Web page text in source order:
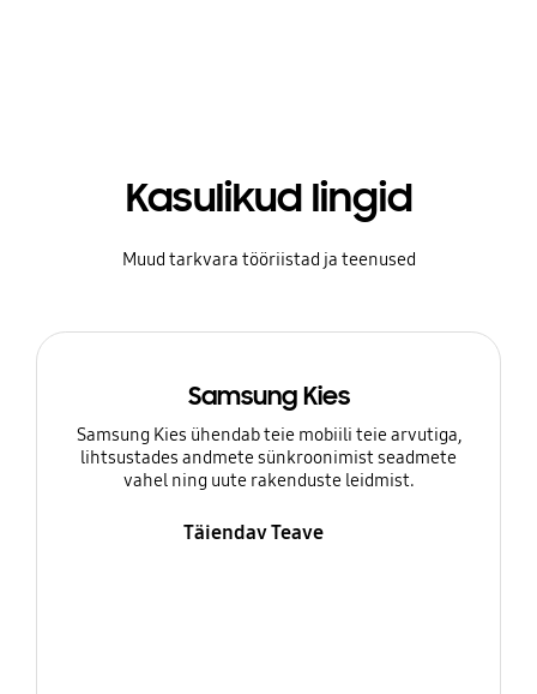
Kasulikud lingid
Muud tarkvara tööriistad ja teenused
Samsung Kies
Samsung Kies ühendab teie mobiili teie arvutiga,
lihtsustades andmete sünkroonimist seadmete
vahel ning uute rakenduste leidmist.
Täiendav Teave